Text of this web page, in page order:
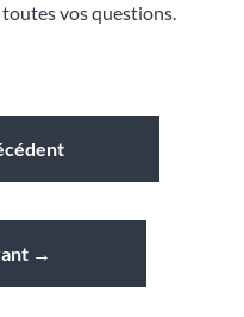
vos questions.
→